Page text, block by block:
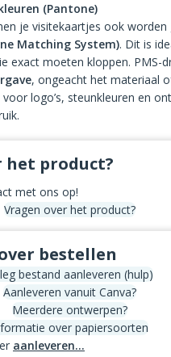
(Pantone)
je visitekaartjes ook worden
Matching System). Dit is
exact moeten kloppen. PMS-
, ongeacht het materiaal
logo’s, steunkleuren en
het product?
met ons op!
Vragen over het product?
bestellen
bestand aanleveren (hulp)
Aanleveren vanuit Canva?
Meerdere ontwerpen?
over papiersoorten
aanleveren...